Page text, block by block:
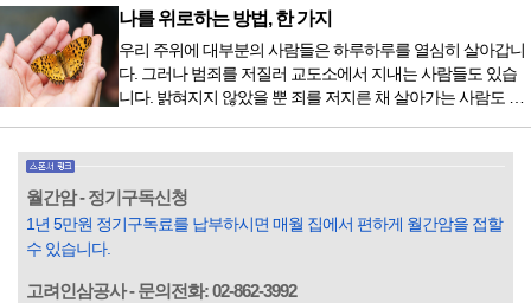
막이 열리기 전. 그 특유의 무대 냄새를 맡았을 때의 긴장감 같
은 것이었다. 두 금동 미륵 반가사유상을 만나러 가는 길은 그
렇게 시작됐다. 두 반가사유상을 알게 된 것은 몇 해 전이었다.
잡지의 발행인으로 독자에게 선보일 좋은 콘텐츠를 고민하던
중 우리 문화재를 하나씩 소개하고자...
나를 위로하는 방법, 한 가지
우리 주위에 대부분의 사람들은 하루하루를 열심히 살아갑니
다. 그러나 범죄를 저질러 교도소에서 지내는 사람들도 있습
니다. 밝혀지지 않았을 뿐 죄를 저지른 채 살아가는 사람도 있
입힌다는 것입니다. 미꾸라지 한 마리가 시냇물을 흐린다는
옛말이 그저 허투루 생기지는 않은 듯합니다. 대부분의 사람
들은 열심히 살아갑니다. 그렇다고 97%의 사람들이 모두 착
월간암 - 정기구독신청
1년 5만원 정기구독료를 납부하시면 매월 집에서 편하게 월간암을 접할
수 있습니다.
고려인삼공사 - 문의전화: 02-862-3992